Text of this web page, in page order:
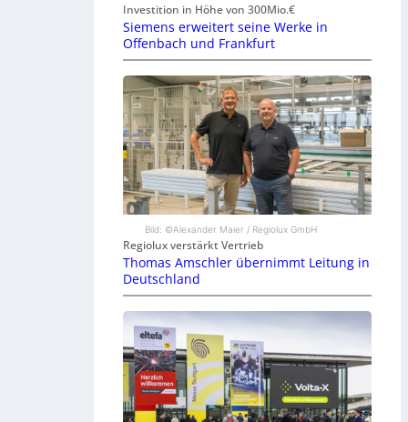
Investition in Höhe von 300Mio.€
Siemens erweitert seine Werke in
Offenbach und Frankfurt
Bild: ©Alexander Maier / Regiolux GmbH
Regiolux verstärkt Vertrieb
Thomas Amschler übernimmt Leitung in
Deutschland